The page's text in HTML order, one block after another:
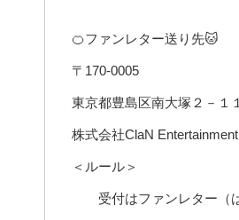
🍊ファンレター送り先🐱
〒170-0005
東京都豊島区南大塚２－
株式会社ClaN
＜ルール＞
受付はファンレター（